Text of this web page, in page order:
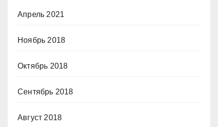
Апрель 2021
Ноябрь 2018
Октябрь 2018
Сентябрь 2018
Август 2018